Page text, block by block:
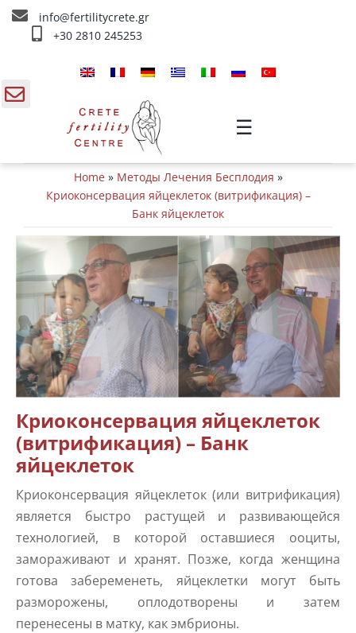
Skip
info@fertilitycrete.gr
+30 2810 245253
☰
Главная
Методы Лечения Бесплодия
Омоложение и плодородие
Внутривенное лечение
Инфо
Контакты
Home» Методы Лечения Бесплодия »
Криоконсервация яйцеклеток (витрификация) –
Банк яйцеклеток
Криоконсервация яйцеклеток
(витрификация) – Банк
яйцеклеток
Криоконсервация яйцеклеток (или витрификация)
является быстро растущей и развивающейся
технологией, в которой оставшиеся ооциты,
замораживают и хранят. Позже, когда женщина
готова забеременеть, яйцеклетки могут быть
разморожены, оплодотворены и затем
перенесены в матку, как эмбрионы.